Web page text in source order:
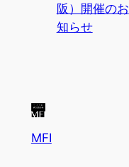
阪）開催のお
知らせ
MFI